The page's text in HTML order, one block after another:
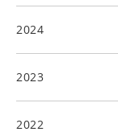
2024
2023
2022